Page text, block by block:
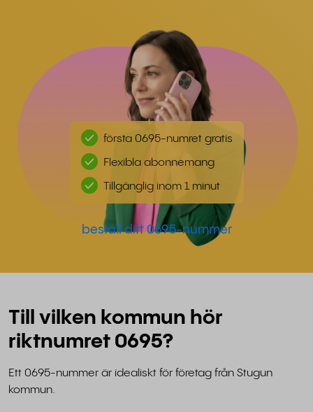
första 0695-numret gratis
Flexibla abonnemang
Tillgänglig inom 1 minut
beställ ditt 0695-nummer
Till vilken kommun hör
riktnumret 0695?
Ett 0695-nummer är idealiskt för företag från Stugun
kommun.